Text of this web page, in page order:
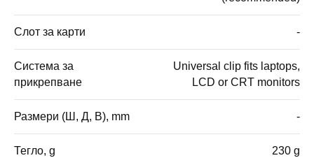
Слот за карти -
Система за
прикрепване
Universal clip fits laptops,
LCD or CRT monitors
Размери (Ш, Д, В), mm -
Тегло, g 230 g